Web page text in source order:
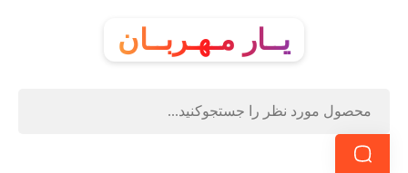
یــار مـهـربــان